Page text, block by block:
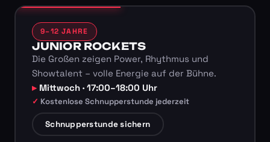
9–12 JAHRE
JUNIOR ROCKETS
Die Großen zeigen Power, Rhythmus und
Showtalent – volle Energie auf der Bühne.
Mittwoch · 17:00–18:00 Uhr
Kostenlose Schnupperstunde jederzeit
Schnupperstunde sichern